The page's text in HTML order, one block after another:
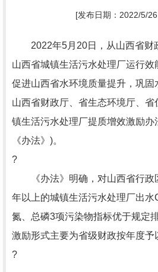
[发布日期：2022/5/
2022年5月20日，从山西省财
山西省城镇生活污水处理厂运行
促进山西省水环境质量提升，巩固
山西省财政厅、省生态环境厅、
镇生活污水处理厂提质增效激励办
《办法》)。
?
《办法》明确，对山西省行政
年以上的城镇生活污水处理厂出
氮、总磷3项污染物指标优于规定
激励形式主要为省级财政按年度予
?